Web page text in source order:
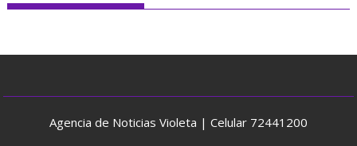
Agencia de Noticias Violeta | Celular 72441200